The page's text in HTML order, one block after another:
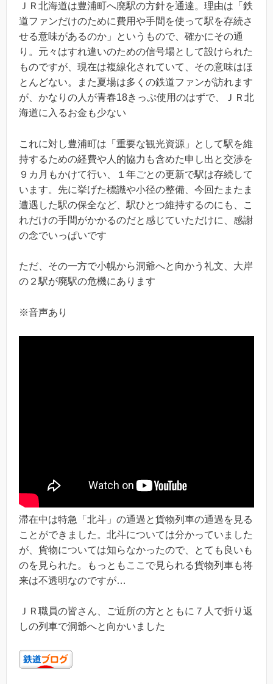
ＪＲ北海道は豊浦町へ廃駅の方針を通達。理由は「鉄
道ファンだけのために費用や手間を使って駅を存続さ
せる意味があるのか」というもので、確かにその通
り。元々はすれ違いのための信号場として設けられた
ものですが、現在は複線化されていて、その意味はほ
とんどない。また夏場は多くの鉄道ファンが訪れます
が、かなりの人が青春18きっぷ使用のはずで、ＪＲ北
海道に入るお金も少ない
これに対し豊浦町は「重要な観光資源」として駅を維
持するための経費や人的協力も含めた申し出と交渉を
９カ月もかけて行い、１年ごとの更新で駅は存続して
います。先に挙げた標識や小径の整備、今回たまたま
遭遇した駅の保全など、駅ひとつ維持するのにも、こ
れだけの手間がかかるのだと感じていただけに、感謝
の念でいっぱいです
ただ、その一方で小幌から洞爺へと向かう礼文、大岸
の２駅が廃駅の危機にあります
※音声あり
滞在中は特急「北斗」の通過と貨物列車の通過を見る
ことができました。北斗については分かっていました
が、貨物については知らなかったので、とても良いも
のを見られた。もっともここで見られる貨物列車も将
来は不透明なのですが…
ＪＲ職員の皆さん、ご近所の方とともに７人で折り返
しの列車で洞爺へと向かいました